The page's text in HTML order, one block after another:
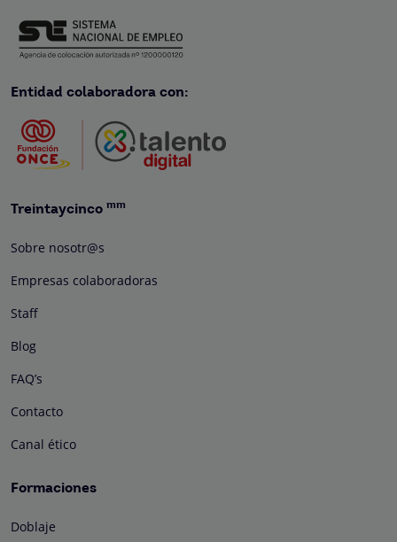
Entidad colaboradora con:
Treintaycinco mm
Sobre nosotr@s
Empresas colaboradoras
Staff
Blog
FAQ’s
Contacto
Canal ético
Formaciones
Doblaje